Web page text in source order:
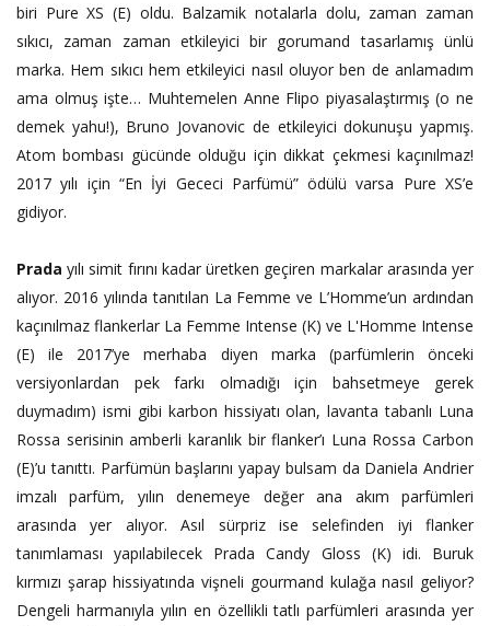
biri Pure XS (E) oldu. Balzamik notalarla dolu, zaman zaman
sıkıcı, zaman zaman etkileyici bir gorumand tasarlamış ünlü
marka. Hem sıkıcı hem etkileyici nasıl oluyor ben de anlamadım
ama olmuş işte… Muhtemelen Anne Flipo piyasalaştırmış (o ne
demek yahu!), Bruno Jovanovic de etkileyici dokunuşu yapmış.
Atom bombası gücünde olduğu için dikkat çekmesi kaçınılmaz!
2017 yılı için “En İyi Gececi Parfümü” ödülü varsa Pure XS’e
gidiyor.
Prada yılı simit fırını kadar üretken geçiren markalar arasında yer
alıyor. 2016 yılında tanıtılan La Femme ve L’Homme’un ardından
kaçınılmaz flankerlar La Femme Intense (K) ve L'Homme Intense
(E) ile 2017’ye merhaba diyen marka (parfümlerin önceki
versiyonlardan pek farkı olmadığı için bahsetmeye gerek
duymadım) ismi gibi karbon hissiyatı olan, lavanta tabanlı Luna
Rossa serisinin amberli karanlık bir flanker’ı Luna Rossa Carbon
(E)’u tanıttı. Parfümün başlarını yapay bulsam da Daniela Andrier
imzalı parfüm, yılın denemeye değer ana akım parfümleri
arasında yer alıyor. Asıl sürpriz ise selefinden iyi flanker
tanımlaması yapılabilecek Prada Candy Gloss (K) idi. Buruk
kırmızı şarap hissiyatında vişneli gourmand kulağa nasıl geliyor?
Dengeli harmanıyla yılın en özellikli tatlı parfümleri arasında yer